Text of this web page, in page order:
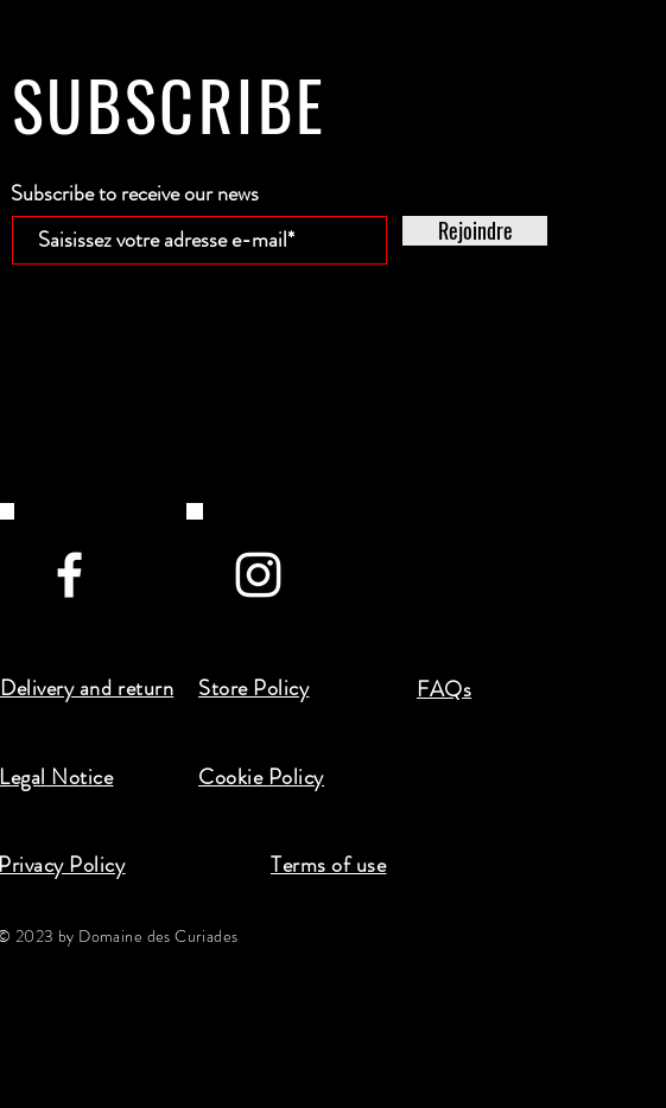
SUBSCRIBE
Subscribe to receive our news
Rejoindre
Delivery and return Store Policy FAQs
Legal Notice Cookie Policy
Privacy Policy Terms of use
2023 by Domaine des Curiades